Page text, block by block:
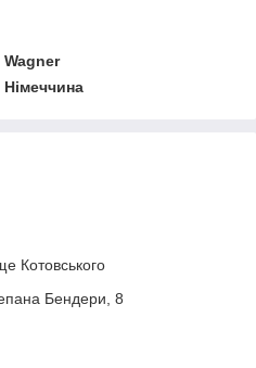
Wagner
Німеччина
Котовського
Бендери, 8